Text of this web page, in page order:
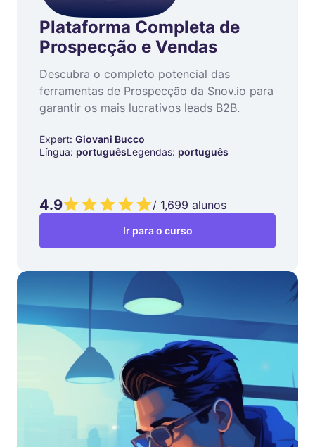
Plataforma Completa de
Prospecção e Vendas
Descubra o completo potencial das
ferramentas de Prospecção da Snov.io para
garantir os mais lucrativos leads B2B.
Expert: Giovani Bucco
Língua: portuguêsLegendas: português
Ir para o curso
4.9 / 1,699 alunos